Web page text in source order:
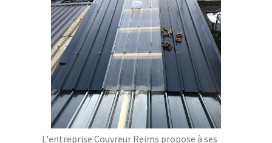
L'entreprise Couvreur Reims propose à ses